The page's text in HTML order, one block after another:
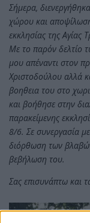
Σήμερα,
χώρου και
εκκλησίας της Αγίας
Με το παρόν δελτίο
μου απέναντι στον
Χριστοδούλου αλλά
βοηθεια του στο
και βοήθησε στην
παρακείμενης
8/6. Σε συνεργασία
διόρθωση των
βεβήλωση του.
Σας επισυνάπτω και